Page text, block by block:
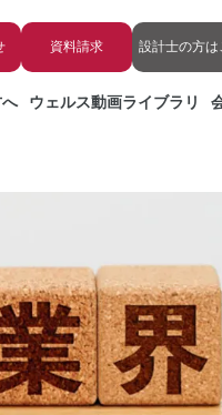
ウェルス動画ライブラリ
資料請求 設計士の方は